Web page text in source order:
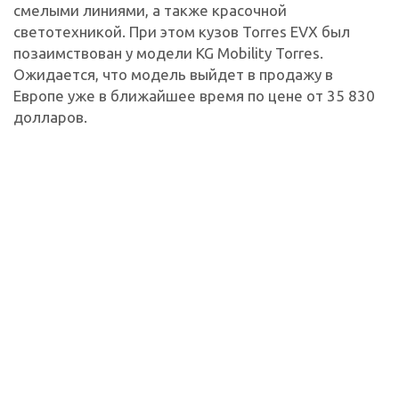
смелыми линиями, а также красочной
светотехникой. При этом кузов Torres EVX был
позаимствован у модели KG Mobility Torres.
Ожидается, что модель выйдет в продажу в
Европе уже в ближайшее время по цене от 35 830
долларов.